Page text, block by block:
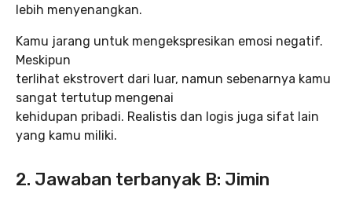
lebih menyenangkan.
Kamu jarang untuk mengekspresikan emosi negatif.
Meskipun
terlihat ekstrovert dari luar, namun sebenarnya kamu
sangat tertutup mengenai
kehidupan pribadi. Realistis dan logis juga sifat lain
yang kamu miliki.
2. Jawaban terbanyak B: Jimin